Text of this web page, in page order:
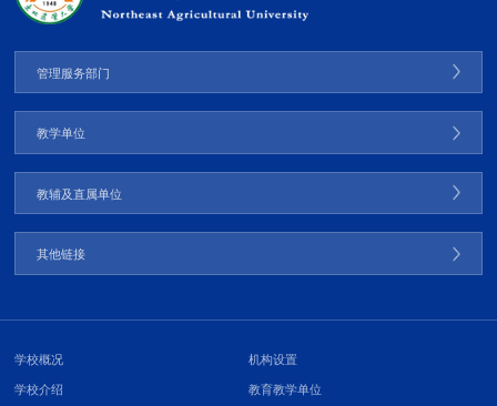
管理服务部门
教学单位
教辅及直属单位
其他链接
学校概况
学校介绍
机构设置
教育教学单位